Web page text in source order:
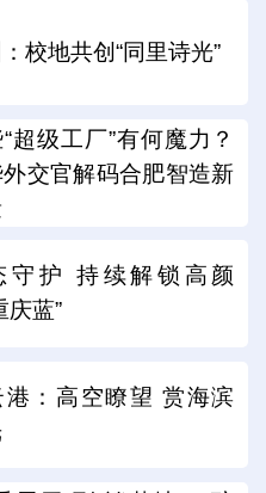
校地共创“同里诗光”
超级工厂”有何魔力？
交官解码合肥智造新
守护 持续解锁高颜
庆蓝”
港：高空瞭望 赏海滨